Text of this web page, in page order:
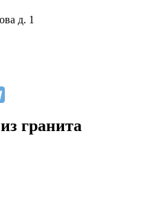
д. 1
гранита